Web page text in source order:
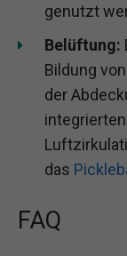
genutzt
Belüftung:
Bildung
der
das
FAQ